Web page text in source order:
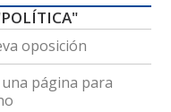
oposición
página para